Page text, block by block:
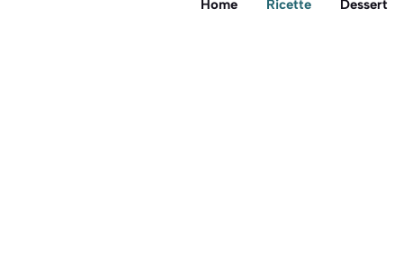
Home Ricette Dessert